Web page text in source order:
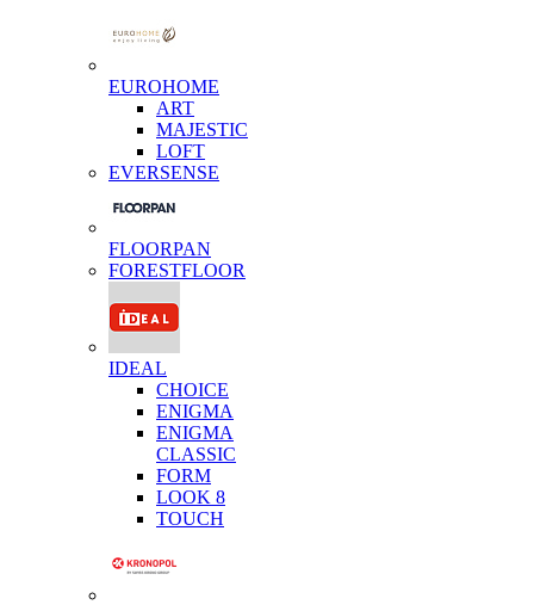
EUROHOME
ART
MAJESTIC
LOFT
EVERSENSE
FLOORPAN
FORESTFLOOR
IDEAL
CHOICE
ENIGMA
ENIGMA
CLASSIC
FORM
LOOK 8
TOUCH